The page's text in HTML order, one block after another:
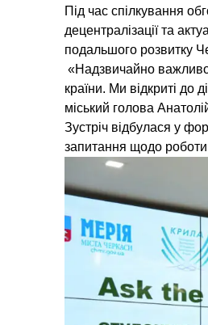
Під час спілкування
децентралізації та
подальшого розвитку
«Надзвичайно
країни. Ми відкриті до
міський голова
Зустріч відбулася у
запитання щодо роботи